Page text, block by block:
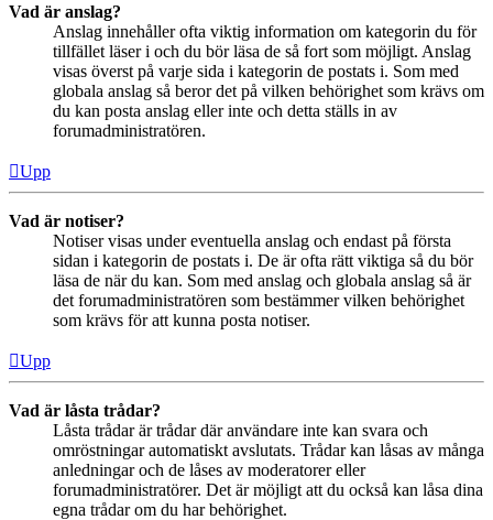
Vad är anslag?
Anslag innehåller ofta viktig information om kategorin du för
tillfället läser i och du bör läsa de så fort som möjligt. Anslag
visas överst på varje sida i kategorin de postats i. Som med
globala anslag så beror det på vilken behörighet som krävs om
du kan posta anslag eller inte och detta ställs in av
forumadministratören.
Upp
Vad är notiser?
Notiser visas under eventuella anslag och endast på första
sidan i kategorin de postats i. De är ofta rätt viktiga så du bör
läsa de när du kan. Som med anslag och globala anslag så är
det forumadministratören som bestämmer vilken behörighet
som krävs för att kunna posta notiser.
Upp
Vad är låsta trådar?
Låsta trådar är trådar där användare inte kan svara och
omröstningar automatiskt avslutats. Trådar kan låsas av många
anledningar och de låses av moderatorer eller
forumadministratörer. Det är möjligt att du också kan låsa dina
egna trådar om du har behörighet.